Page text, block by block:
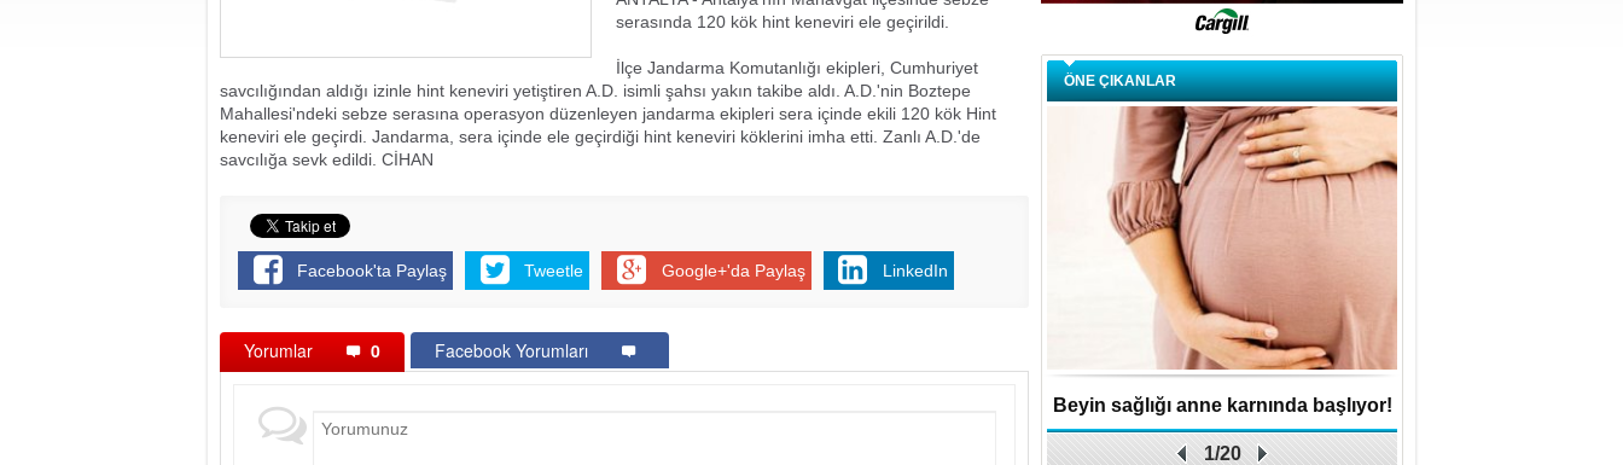
serasında 120 kök hint keneviri ele geçirildi.
İlçe Jandarma Komutanlığı ekipleri, Cumhuriyet
savcılığından aldığı izinle hint keneviri yetiştiren A.D. isimli şahsı yakın takibe aldı. A.D.'nin Boztepe
Mahallesi'ndeki sebze serasına operasyon düzenleyen jandarma ekipleri sera içinde ekili 120 kök Hint
keneviri ele geçirdi. Jandarma, sera içinde ele geçirdiği hint keneviri köklerini imha etti. Zanlı A.D.'de
savcılığa sevk edildi. CİHAN
Facebook'ta Paylaş Tweetle Google+'da Paylaş LinkedIn
Yorumlar 0 Facebook Yorumları
ÖNE ÇIKANLAR
Beyin sağlığı anne karnında başlıyor!
1/20